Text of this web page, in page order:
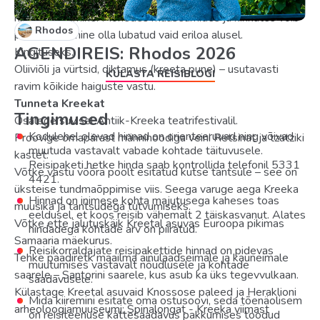
ning pildistamine. Mõnedes muuseumides ja kirikutes võib
piltide tegemine olla lubatud vaid eriloa alusel.
Kingituseks.
Oliiviõli ja vürtsid, diktamus (kreeta pune) – usutavasti
ravim kõikide haiguste vastu.
Tunneta Kreekat
Osalege suvisel Antiik-Kreeka teatrifestivalil.
Proovige omapärast männinoodiga veini Retsinat ja tzatziki
kastet.
Võtke vastu võõra poolt esitatud kutse tantsule – see on
üksteise tundmaõppimise viis. Seega varuge aega Kreeka
muusika ja tantsudega tutvumiseks.
Võtke ette jalutuskäik Kreetal asuvas Euroopa pikimas
Samaaria mäekurus.
Tehke paadiretk maailma ainulaadseimale ja kauneimale
saarele – Santorini saarele, kus asub ka üks tegevvulkaan.
Külastage Kreetal asuvaid Knossose paleed ja Heraklioni
arheoloogiamuuseumi; Spinalongat - Kreeka viimast
Rhodos
AGENDIREIS: Rhodos 2026
KÜLASTA REISIBLOGI
Tingimused
Kodulehel olevad hinnad on orienteeruvad ning võivad
muutuda vastavalt vabade kohtade täituvusele.
Reisipaketi hetke hinda saab kontrollida telefonil 5331
4421.
Hinnad on inimese kohta majutusega kaheses toas
eeldusel, et koos reisib vähemalt 2 täiskasvanut. Alates
hindadega kohtade arv on piiratud.
Reisikorraldajate reisipakettide hinnad on pidevas
muutumises vastavalt nõudlusele ja kohtade
saadavusele.
Mida kiiremini esitate oma ostusoovi, seda tõenäolisem
on reisiteenuse kättesaadavus pakkumises toodud